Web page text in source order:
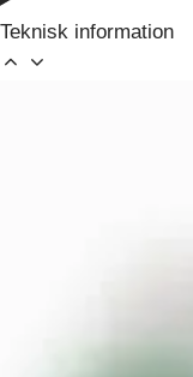
Teknisk information